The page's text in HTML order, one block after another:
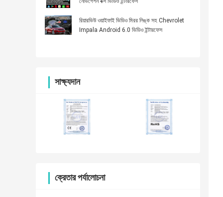
রিয়ারভিউ ওয়াইফাই ভিডিও মিরর লিঙ্ক সহ Chevrolet
Impala Android 6.0 ভিডিও ইন্টারফেস
সাক্ষ্যদান
ক্রেতার পর্যালোচনা